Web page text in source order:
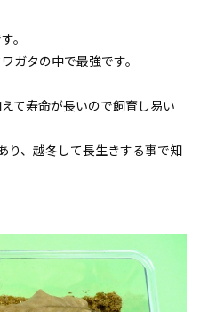
。
ガタの中で最強です。
て寿命が長いので飼育し易い
り、越冬して長生きする事で知